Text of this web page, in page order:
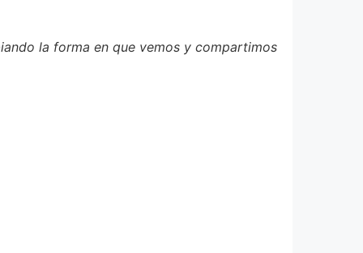
la forma en que vemos y compartimos